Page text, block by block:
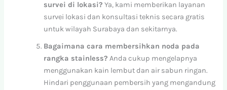
survei di lokasi? Ya, kami memberikan layanan
survei lokasi dan konsultasi teknis secara gratis
untuk wilayah Surabaya dan sekitarnya.
Bagaimana cara membersihkan noda pada
rangka stainless? Anda cukup mengelapnya
menggunakan kain lembut dan air sabun ringan.
Hindari penggunaan pembersih yang mengandung